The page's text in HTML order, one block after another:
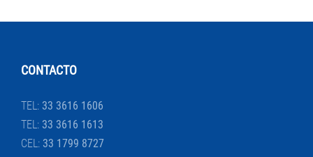
CONTACTO
TEL: 33 3616 1606
TEL: 33 3616 1613
CEL: 33 1799 8727